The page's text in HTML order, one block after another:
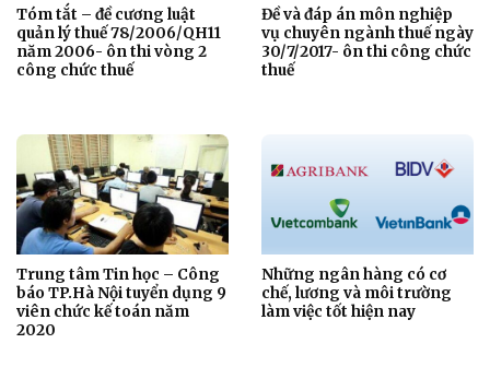
Tóm tắt – đề cương luật
quản lý thuế 78/2006/QH11
năm 2006- ôn thi vòng 2
công chức thuế
Đề và đáp án môn nghiệp
vụ chuyên ngành thuế ngày
30/7/2017- ôn thi công chức
thuế
Trung tâm Tin học – Công
báo TP.Hà Nội tuyển dụng 9
viên chức kế toán năm
2020
Những ngân hàng có cơ
chế, lương và môi trường
làm việc tốt hiện nay